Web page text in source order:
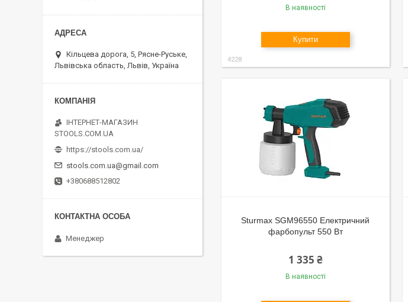
В наявності
Купити
4228
Sturmax SGM96550 Електричний
фарбопульт 550 Вт
1 335 ₴
В наявності
Кільцева дорога, 5, Рясне-Руське,
Львівська область, Львів, Україна
ІНТЕРНЕТ-МАГАЗИН
STOOLS.COM.UA
https://stools.com.ua/
stools.com.ua@gmail.com
+380688512802
Менеджер